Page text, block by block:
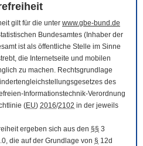
gilt für die unter www.gbe-bund.de
Bundesamtes (Inhaber der
ist als öffentliche Stelle im Sinne
die Internetseite und mobilen
zu machen. Rechtsgrundlage
des
Informationstechnik-Verordnung
(EU) 2016/2102 in der jeweils
ergeben sich aus den §§ 3
die auf der Grundlage von § 12d